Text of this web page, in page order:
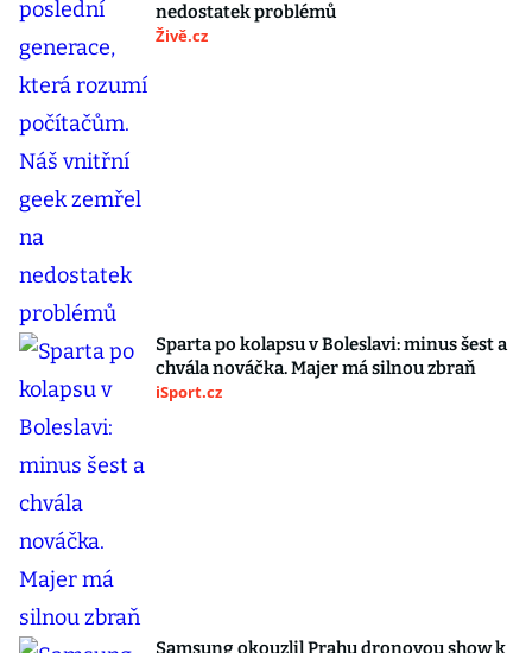
nedostatek problémů
Živě.cz
Sparta po kolapsu v Boleslavi: minus šest a
chvála nováčka. Majer má silnou zbraň
iSport.cz
Samsung okouzlil Prahu dronovou show k